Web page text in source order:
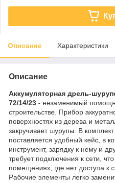
Описание Характеристики
Описание
Аккумуляторная дрель-
72/14/23 - незаменимый
строительстве. Прибор
поверхностях из дерева и
закручивает шурупы. В
поставляется удобный кейс, в
инструмент, зарядку к нему и
требует подключения к сети,
помещениях, где нет доступа к
Рабочие элементы легко